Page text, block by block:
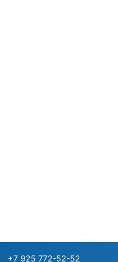
+7 925 772-52-52